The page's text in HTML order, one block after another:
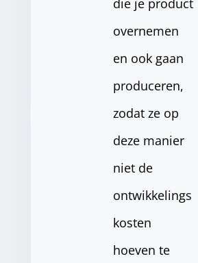
die je product
overnemen
en ook gaan
produceren,
zodat ze op
deze manier
niet de
ontwikkelings
kosten
hoeven te